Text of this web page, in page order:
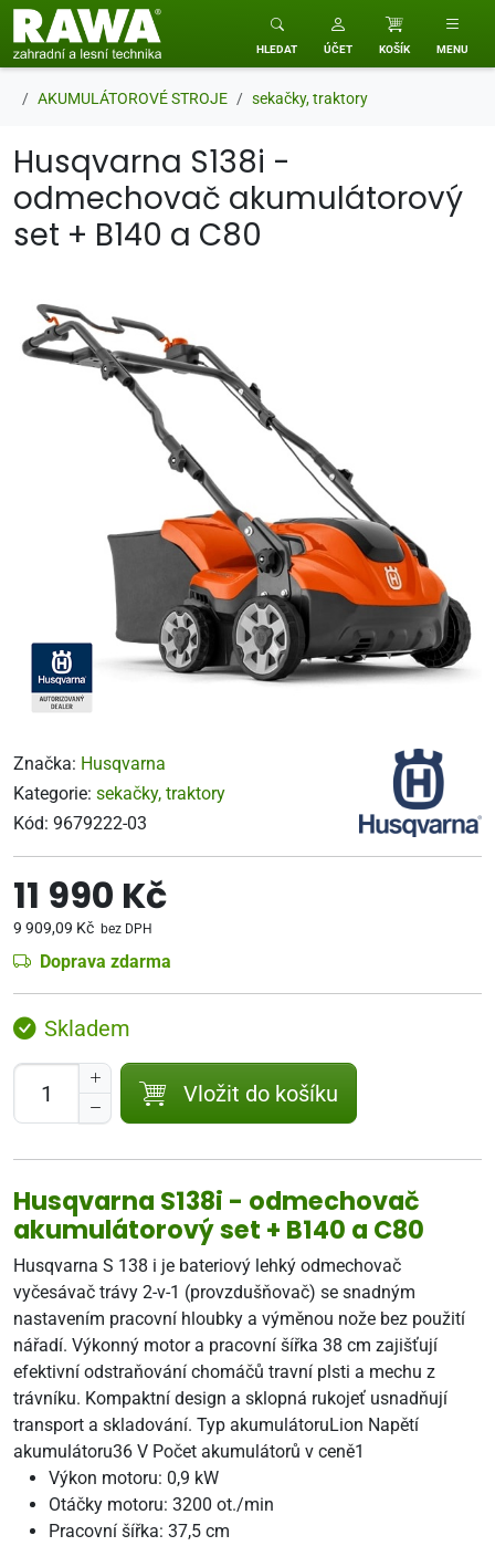
RAWA zahradní a lesní technika
HLEDAT ÚČET KOŠÍK MENU
AKUMULÁTOROVÉ STROJE sekačky, traktory
Husqvarna S138i -
odmechovač akumulátorový
set + B140 a C80
Značka: Husqvarna
Kategorie: sekačky, traktory
Kód: 9679222-03
11 990 Kč
9 909,09 Kč bez DPH
Doprava zdarma
Skladem
Vložit do košíku
Husqvarna S138i - odmechovač
akumulátorový set + B140 a C80
Husqvarna S 138 i je bateriový lehký odmechovač
vyčesávač trávy 2-v-1 (provzdušňovač) se snadným
nastavením pracovní hloubky a výměnou nože bez použití
nářadí. Výkonný motor a pracovní šířka 38 cm zajišťují
efektivní odstraňování chomáčů travní plsti a mechu z
trávníku. Kompaktní design a sklopná rukojeť usnadňují
transport a skladování. Typ akumulátoruLion Napětí
akumulátoru36 V Počet akumulátorů v ceně1
Výkon motoru: 0,9 kW
Otáčky motoru: 3200 ot./min
Pracovní šířka: 37,5 cm